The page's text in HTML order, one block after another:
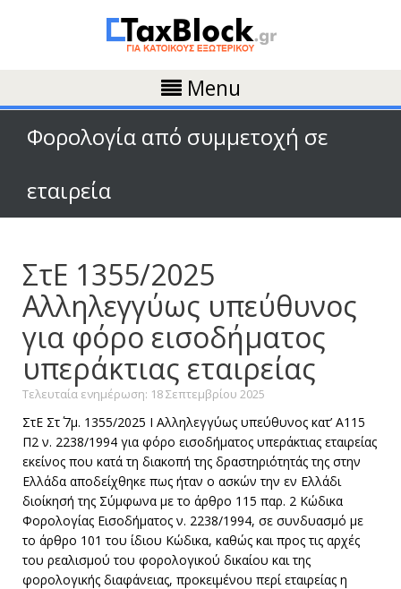
Menu
Φορολογία από συμμετοχή σε
εταιρεία
ΣτΕ 1355/2025
Αλληλεγγύως υπεύθυνος
για φόρο εισοδήματος
υπεράκτιας εταιρείας
Τελευταία ενημέρωση: 18 Σεπτεμβρίου 2025
ΣτΕ Στ΄ 7μ. 1355/2025 Ι Αλληλεγγύως υπεύθυνος κατ’ A115
Π2 ν. 2238/1994 για φόρο εισοδήματος υπεράκτιας εταιρείας
εκείνος που κατά τη διακοπή της δραστηριότητάς της στην
Ελλάδα αποδείχθηκε πως ήταν ο ασκών την εν Ελλάδι
διοίκησή της Σύμφωνα με το άρθρο 115 παρ. 2 Κώδικα
Φορολογίας Εισοδήματος ν. 2238/1994, σε συνδυασμό με
το άρθρο 101 του ίδιου Κώδικα, καθώς και προς τις αρχές
του ρεαλισμού του φορολογικού δικαίου και της
φορολογικής διαφάνειας, προκειμένου περί εταιρείας η